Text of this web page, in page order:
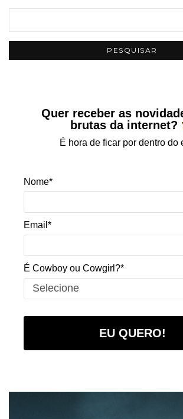
Quer receber as
brutas da internet?
É hora de ficar por dentro do
Nome*
Email*
É Cowboy ou Cowgirl?*
EU QUERO!